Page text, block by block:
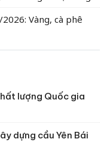
Vàng, cà phê
lượng Quốc gia
dựng cầu Yên Bái